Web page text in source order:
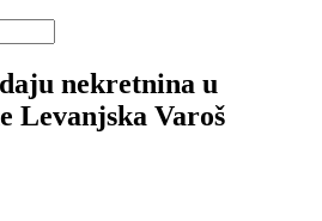
nekretnina u
Levanjska Varoš